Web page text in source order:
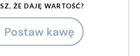
ŻE DAJĘ WARTOŚĆ?